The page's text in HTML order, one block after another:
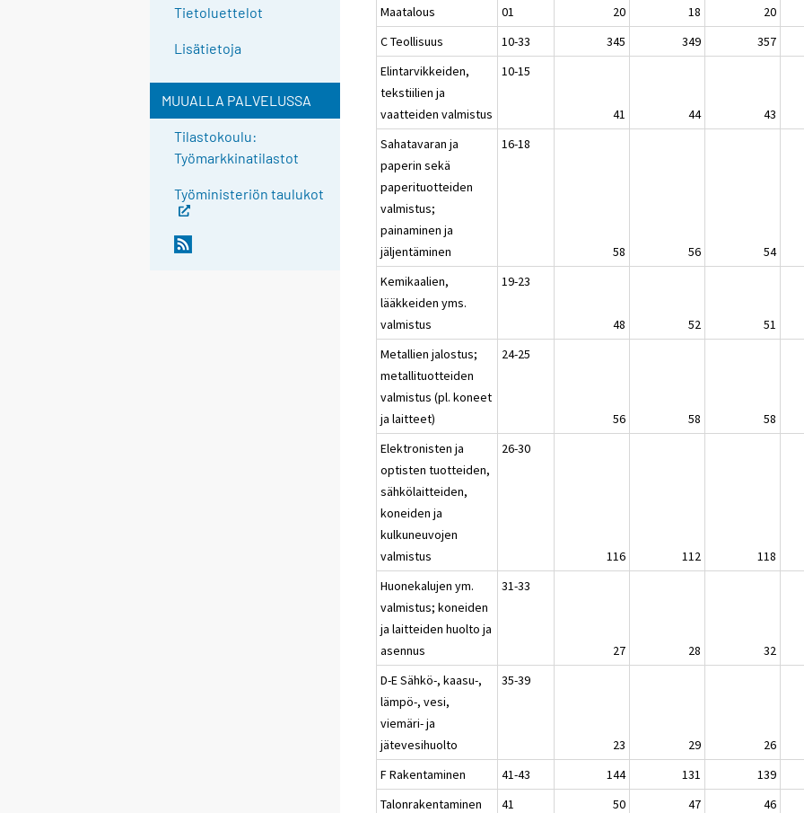
Tietoluettelot
Lisätietoja
MUUALLA PALVELUSSA
Tilastokoulu:
Työmarkkinatilastot
Työministeriön taulukot
Maatalous
01 20 18 20
C Teollisuus
10-33 345 349 357
Elintarvikkeiden,
tekstiilien ja
vaatteiden valmistus
10-15
41 44 43
Sahatavaran ja
paperin sekä
paperituotteiden
valmistus;
painaminen ja
jäljentäminen
16-18
58 56 54
Kemikaalien,
lääkkeiden yms.
valmistus
19-23
48 52 51
Metallien jalostus;
metallituotteiden
valmistus (pl. koneet
ja laitteet)
24-25
56 58 58
Elektronisten ja
optisten tuotteiden,
sähkölaitteiden,
koneiden ja
kulkuneuvojen
valmistus
26-30
116 112 118
Huonekalujen ym.
valmistus; koneiden
ja laitteiden huolto ja
asennus
31-33
27 28 32
D-E Sähkö-, kaasu-,
lämpö-, vesi,
viemäri- ja
jätevesihuolto
35-39
23 29 26
F Rakentaminen
41-43 144 131 139
Talonrakentaminen
41 50 47 46